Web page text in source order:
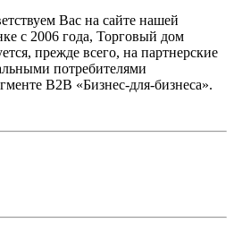
Вас на сайте нашей
с 2006 года, Торговый дом
прежде всего, на партнерские
потребителями
B2B «Бизнес-для-бизнеса».